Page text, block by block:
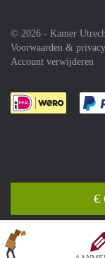
© 2026 - Kamer
Voorwaarden & privacy
Account verwijderen